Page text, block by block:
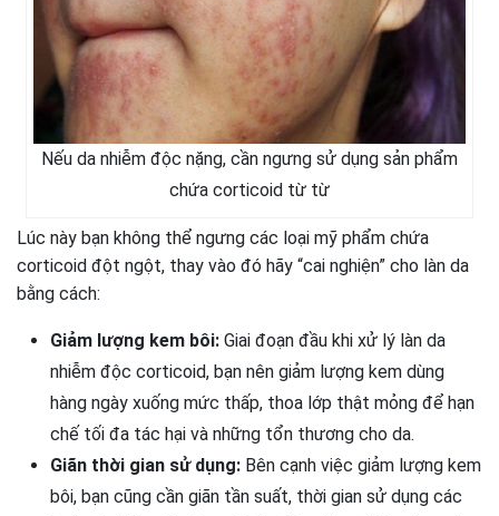
Nếu da nhiễm độc nặng, cần ngưng sử dụng sản phẩm
chứa corticoid từ từ
Lúc này bạn không thể ngưng các loại mỹ phẩm chứa
corticoid đột ngột, thay vào đó hãy “cai nghiện” cho làn da
bằng cách:
Giảm lượng kem bôi: Giai đoạn đầu khi xử lý làn da
nhiễm độc corticoid, bạn nên giảm lượng kem dùng
hàng ngày xuống mức thấp, thoa lớp thật mỏng để hạn
chế tối đa tác hại và những tổn thương cho da.
Giãn thời gian sử dụng: Bên cạnh việc giảm lượng kem
bôi, bạn cũng cần giãn tần suất, thời gian sử dụng các